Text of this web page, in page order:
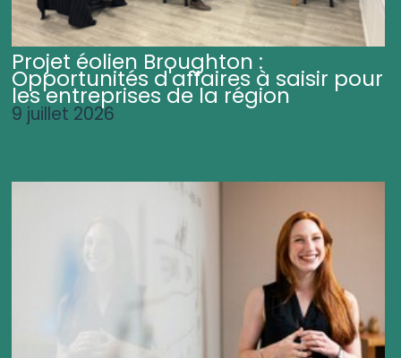
Projet éolien Broughton :
Opportunités d'affaires à saisir pour
les entreprises de la région
9 juillet 2026